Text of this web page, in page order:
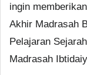
ingin
Akhir Madrasah
Pelajaran
Madrasah